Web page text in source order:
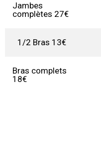
Jambes
complètes 27€
1/2 Bras 13€
Bras complets
18€